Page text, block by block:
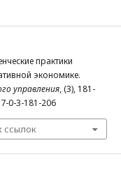
практики
экономике.
управления, (3), 181-
0-3-181-206
ссылок